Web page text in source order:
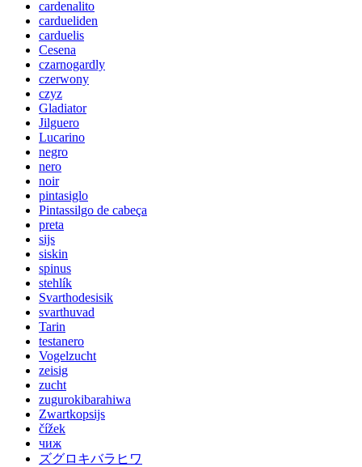
cardenalito
cardueliden
carduelis
Cesena
czarnogardly
czerwony
czyz
Gladiator
Jilguero
Lucarino
negro
nero
noir
pintasiglo
Pintassilgo de cabeça
preta
sijs
siskin
spinus
stehlík
Svarthodesisik
svarthuvad
Tarin
testanero
Vogelzucht
zeisig
zucht
zugurokibarahiwa
Zwartkopsijs
čížek
чиж
ズグロキバラヒワ